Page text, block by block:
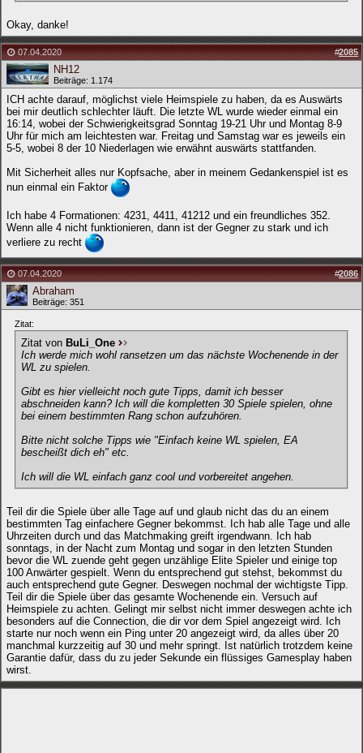
Okay, danke!
07.04.2020 #2085
NH12
Beiträge: 1.174
ICH achte darauf, möglichst viele Heimspiele zu haben, da es Auswärts
bei mir deutlich schlechter läuft. Die letzte WL wurde wieder einmal ein
16:14, wobei der Schwierigkeitsgrad Sonntag 19-21 Uhr und Montag 8-9
Uhr für mich am leichtesten war. Freitag und Samstag war es jeweils ein
5-5, wobei 8 der 10 Niederlagen wie erwähnt auswärts stattfanden.
Mit Sicherheit alles nur Kopfsache, aber in meinem Gedankenspiel ist es
nun einmal ein Faktor
Ich habe 4 Formationen: 4231, 4411, 41212 und ein freundliches 352.
Wenn alle 4 nicht funktionieren, dann ist der Gegner zu stark und ich
verliere zu recht
07.04.2020 #2086
Abraham
Beiträge: 351
Zitat:
Zitat von BuLi_One
Ich werde mich wohl ransetzen um das nächste Wochenende in der
WL zu spielen.
Gibt es hier vielleicht noch gute Tipps, damit ich besser
abschneiden kann? Ich will die kompletten 30 Spiele spielen, ohne
bei einem bestimmten Rang schon aufzuhören.
Bitte nicht solche Tipps wie "Einfach keine WL spielen, EA
bescheißt dich eh" etc.
Ich will die WL einfach ganz cool und vorbereitet angehen.
Teil dir die Spiele über alle Tage auf und glaub nicht das du an einem
bestimmten Tag einfachere Gegner bekommst. Ich hab alle Tage und alle
Uhrzeiten durch und das Matchmaking greift irgendwann. Ich hab
sonntags, in der Nacht zum Montag und sogar in den letzten Stunden
bevor die WL zuende geht gegen unzählige Elite Spieler und einige top
100 Anwärter gespielt. Wenn du entsprechend gut stehst, bekommst du
auch entsprechend gute Gegner. Deswegen nochmal der wichtigste Tipp.
Teil dir die Spiele über das gesamte Wochenende ein. Versuch auf
Heimspiele zu achten. Gelingt mir selbst nicht immer deswegen achte ich
besonders auf die Connection, die dir vor dem Spiel angezeigt wird. Ich
starte nur noch wenn ein Ping unter 20 angezeigt wird, da alles über 20
manchmal kurzzeitig auf 30 und mehr springt. Ist natürlich trotzdem keine
Garantie dafür, dass du zu jeder Sekunde ein flüssiges Gamesplay haben
wirst.